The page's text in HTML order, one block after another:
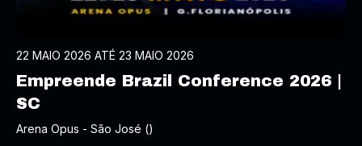
22 MAIO 2026 ATÉ 23 MAIO 2026
Empreende Brazil Conference 2026 |
SC
Arena Opus - São José ()